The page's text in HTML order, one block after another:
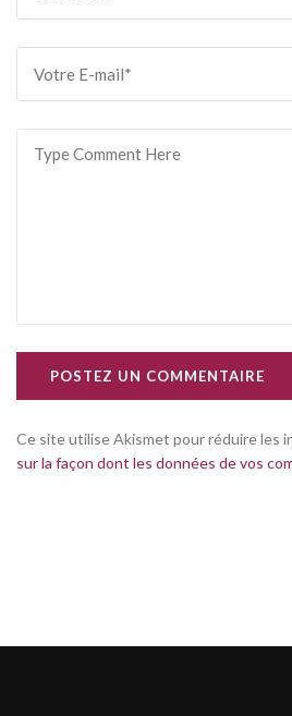
POSTEZ UN COMMENTAIRE
Ce site utilise Akismet pour réduire les
sur la façon dont les données de vos